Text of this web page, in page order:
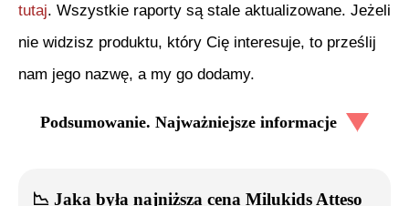
tutaj. Wszystkie raporty są stale aktualizowane. Jeżeli
nie widzisz produktu, który Cię interesuje, to prześlij
nam jego nazwę, a my go dodamy.
Podsumowanie. Najważniejsze informacje
📉 Jaka była najniższa cena Milukids Atteso